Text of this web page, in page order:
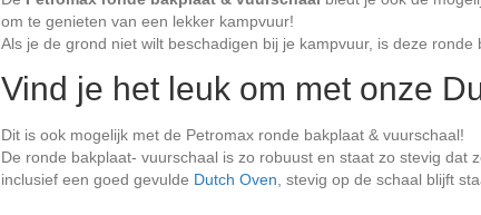
om te genieten van een lekker kampvuur!
Als je de grond niet wilt beschadigen bij je kampvuur, is deze ronde
Vind je het leuk om met onze
Dit is ook mogelijk met de Petromax ronde bakplaat & vuurschaal!
De ronde bakplaat- vuurschaal is zo robuust en staat zo stevig dat
inclusief een goed gevulde Dutch Oven, stevig op de schaal blijft